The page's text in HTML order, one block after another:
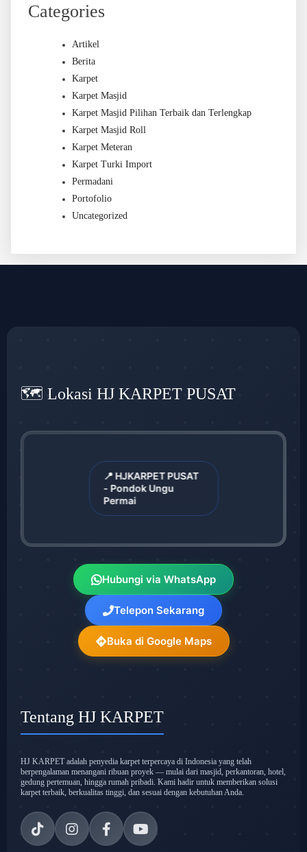
Categories
Artikel
Berita
Karpet
Karpet Masjid
Karpet Masjid Pilihan Terbaik dan Terlengkap
Karpet Masjid Roll
Karpet Meteran
Karpet Turki Import
Permadani
Portofolio
Uncategorized
🗺️ Lokasi HJ KARPET PUSAT
📍 HJKARPET PUSAT
- Pondok Ungu
Permai
Hubungi via WhatsApp
Telepon Sekarang
Buka di Google Maps
Tentang HJ KARPET
HJ KARPET adalah penyedia karpet terpercaya di Indonesia yang telah
berpengalaman menangani ribuan proyek — mulai dari masjid, perkantoran, hotel,
gedung pertemuan, hingga rumah pribadi. Kami hadir untuk memberikan solusi
karpet terbaik, berkualitas tinggi, dan sesuai dengan kebutuhan Anda.